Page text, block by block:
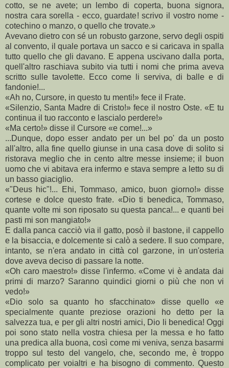
cotto, se ne avete; un lembo di coperta, buona signora,
nostra cara sorella - ecco, guardate! scrivo il vostro nome -
cotechino o manzo, o quello che trovate.»
Avevano dietro con sé un robusto garzone, servo degli ospiti
al convento, il quale portava un sacco e si caricava in spalla
tutto quello che gli davano. E appena uscivano dalla porta,
quell'altro raschiava subito via tutti i nomi che prima aveva
scritto sulle tavolette. Ecco come li serviva, di balle e di
fandonie!...
«Ah no, Cursore, in questo tu menti!» fece il Frate.
«Silenzio, Santa Madre di Cristo!» fece il nostro Oste. «E tu
continua il tuo racconto e lascialo perdere!»
«Ma certo!» disse il Cursore «e come!...»
...Dunque, dopo esser andato per un bel po' da un posto
all'altro, alla fine quello giunse in una casa dove di solito si
ristorava meglio che in cento altre messe insieme; il buon
uomo che vi abitava era infermo e stava sempre a letto su di
un basso giaciglio.
«"Deus hic"!... Ehi, Tommaso, amico, buon giorno!» disse
cortese e dolce questo frate. «Dio ti benedica, Tommaso,
quante volte mi son riposato su questa panca!... e quanti bei
pasti mi son mangiato!»
E dalla panca cacciò via il gatto, posò il bastone, il cappello
e la bisaccia, e dolcemente si calò a sedere. Il suo compare,
intanto, se n'era andato in città col garzone, in un'osteria
dove aveva deciso di passare la notte.
«Oh caro maestro!» disse l'infermo. «Come vi è andata dai
primi di marzo? Saranno quindici giorni o più che non vi
vedo!»
«Dio solo sa quanto ho sfacchinato» disse quello «e
specialmente quante preziose orazioni ho detto per la
salvezza tua, e per gli altri nostri amici, Dio li benedica! Oggi
poi sono stato nella vostra chiesa per la messa e ho fatto
una predica alla buona, così come mi veniva, senza basarmi
troppo sul testo del vangelo, che, secondo me, è troppo
complicato per voialtri e ha bisogno di commento. Questo